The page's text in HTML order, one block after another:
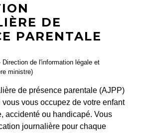
DE
PARENTALE
de l'information légale et
ministre)
de présence parentale (AJPP)
vous vous occupez de votre enfant
accidenté ou handicapé. Vous
journalière pour chaque